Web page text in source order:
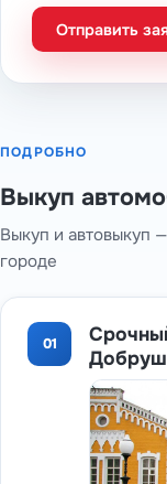
Отправить
ПОДРОБНО
Выкуп
Выкуп и автовыкуп
городе
01